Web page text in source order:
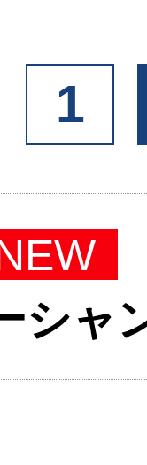
1
シャ